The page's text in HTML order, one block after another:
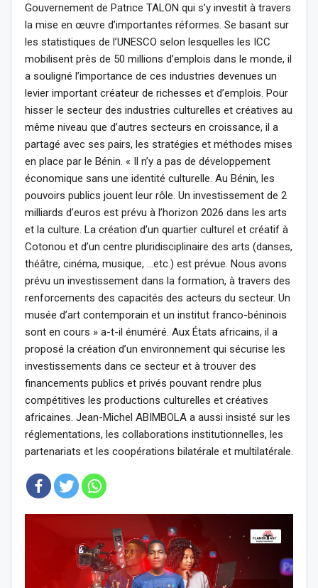
Gouvernement de Patrice TALON qui s’y investit à travers
la mise en œuvre d’importantes réformes. Se basant sur
les statistiques de l’UNESCO selon lesquelles les ICC
mobilisent près de 50 millions d’emplois dans le monde, il
a souligné l’importance de ces industries devenues un
levier important créateur de richesses et d’emplois. Pour
hisser le secteur des industries culturelles et créatives au
même niveau que d’autres secteurs en croissance, il a
partagé avec ses pairs, les stratégies et méthodes mises
en place par le Bénin. « Il n’y a pas de développement
économique sans une identité culturelle. Au Bénin, les
pouvoirs publics jouent leur rôle. Un investissement de 2
milliards d’euros est prévu à l’horizon 2026 dans les arts
et la culture. La création d’un quartier culturel et créatif à
Cotonou et d’un centre pluridisciplinaire des arts (danses,
théâtre, cinéma, musique, …etc.) est prévue. Nous avons
prévu un investissement dans la formation, à travers des
renforcements des capacités des acteurs du secteur. Un
musée d’art contemporain et un institut franco-béninois
sont en cours » a-t-il énuméré. Aux États africains, il a
proposé la création d’un environnement qui sécurise les
investissements dans ce secteur et à trouver des
financements publics et privés pouvant rendre plus
compétitives les productions culturelles et créatives
africaines. Jean-Michel ABIMBOLA a aussi insisté sur les
réglementations, les collaborations institutionnelles, les
partenariats et les coopérations bilatérale et multilatérale.